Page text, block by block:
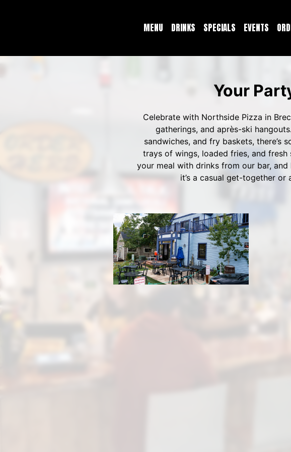
MENU DRINKS SPECIALS EVENTS